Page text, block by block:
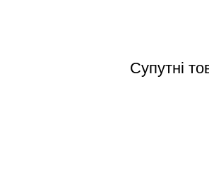
Супутні